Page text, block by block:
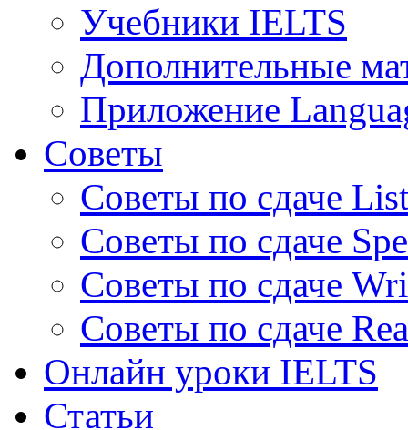
Учебники IELTS
Дополнительные
Приложение
Советы
Советы по сдаче
Советы по сдаче
Советы по сдаче
Советы по сдаче
Онлайн уроки IELTS
Статьи